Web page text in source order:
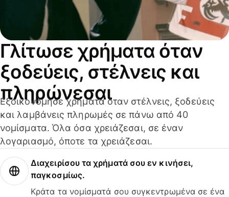
Γλίτωσε χρήματα όταν
ξοδεύεις, στέλνεις και
πληρώνεσαι
Εξοικονόμησε χρήματα όταν στέλνεις, ξοδεύεις
και λαμβάνεις πληρωμές σε πάνω από 40
νομίσματα. Όλα όσα χρειάζεσαι, σε έναν
λογαριασμό, όποτε τα χρειάζεσαι.
Διαχειρίσου τα χρήματά σου εν κινήσει,
παγκοσμίως.
Κράτα τα νομίσματά σου συγκεντρωμένα σε ένα